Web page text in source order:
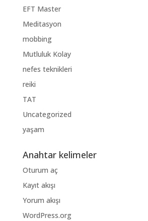
EFT Master
Meditasyon
mobbing
Mutluluk Kolay
nefes teknikleri
reiki
TAT
Uncategorized
yaşam
Anahtar kelimeler
Oturum aç
Kayıt akışı
Yorum akışı
WordPress.org